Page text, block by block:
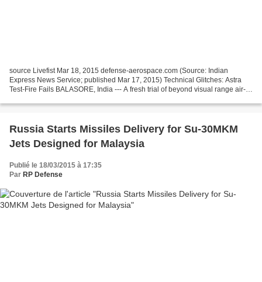
source Livefist Mar 18, 2015 defense-aerospace.com (Source: Indian
Express News Service; published Mar 17, 2015) Technical Glitches: Astra
Test-Fire Fails BALASORE, India --- A fresh trial of beyond visual range air-
Russia Starts Missiles Delivery for Su-30MKM
Jets Designed for Malaysia
Publié le 18/03/2015 à 17:35
Par RP Defense